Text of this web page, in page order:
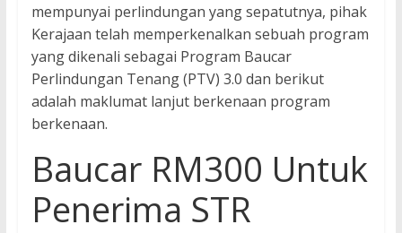
mempunyai perlindungan yang sepatutnya, pihak
Kerajaan telah memperkenalkan sebuah program
yang dikenali sebagai Program Baucar
Perlindungan Tenang (PTV) 3.0 dan berikut
adalah maklumat lanjut berkenaan program
berkenaan.
Baucar RM300 Untuk
Penerima STR